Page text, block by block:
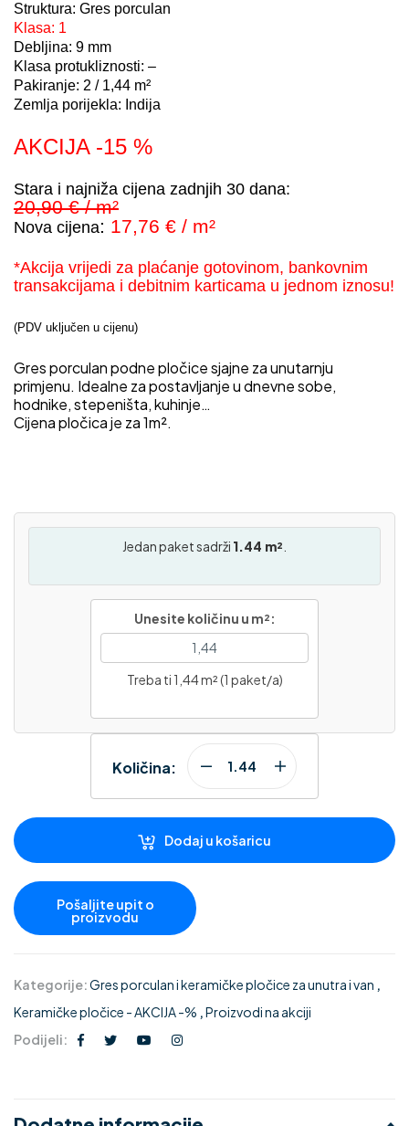
Struktura: Gres porculan
Klasa: 1
Debljina: 9 mm
Klasa protukliznosti: –
Pakiranje: 2 / 1,44 m²
Zemlja porijekla: Indija
AKCIJA -15 %
Stara i najniža cijena zadnjih 30 dana:
20,90€ / m²
Nova cijena: 17,76 € / m²
*Akcija vrijedi za plaćanje gotovinom, bankovnim
transakcijama i debitnim karticama u jednom iznosu!
(PDV uključen u cijenu)
Gres porculan podne pločice sjajne za unutarnju
primjenu. Idealne za postavljanje u dnevne sobe,
hodnike, stepeništa, kuhinje…
Cijena pločica je za 1m².
Jedan paket sadrži 1.44 m²
Unesite količinu u m²:
Treba ti 1,44 m² (1 paket/a)
Količina:
Dodaj u košaricu
Kategorije:Gres porculan i keramičke pločice za unutra i van ,
Keramičke pločice - AKCIJA -% ,Proizvodi na akciji
Podijeli: